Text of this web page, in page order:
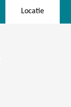
Locatie